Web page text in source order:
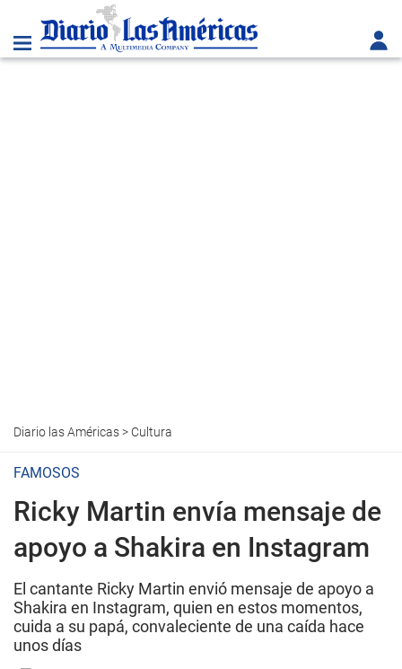
Diario las Américas> Cultura
FAMOSOS
Ricky Martin envía mensaje de
apoyo a Shakira en Instagram
El cantante Ricky Martin envió mensaje de apoyo a
Shakira en Instagram, quien en estos momentos,
cuida a su papá, convaleciente de una caída hace
unos días